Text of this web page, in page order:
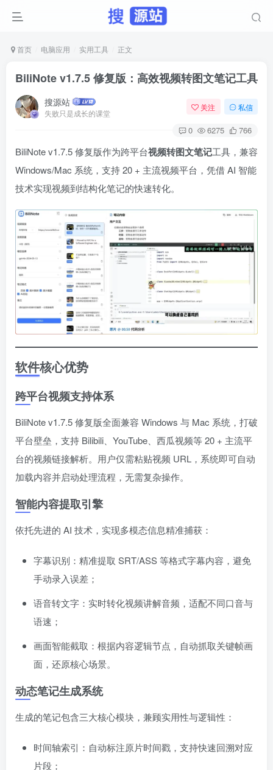
首页 电脑应用 实用工具 正文
BiliNote v1.7.5 修复版：高效视频转图文笔记工具
搜源站
失败只是成长的课堂
关注 私信
0 6275 766
BiliNote v1.7.5 修复版作为跨平台视频转图文笔记工具，兼容
Windows/Mac 系统，支持 20 + 主流视频平台，凭借 AI 智能
技术实现视频到结构化笔记的快速转化。
软件核心优势
跨平台视频支持体系
BiliNote v1.7.5 修复版全面兼容 Windows 与 Mac 系统，打破
平台壁垒，支持 Bilibili、YouTube、西瓜视频等 20 + 主流平
台的视频链接解析。用户仅需粘贴视频 URL，系统即可自动
加载内容并启动处理流程，无需复杂操作。
智能内容提取引擎
依托先进的 AI 技术，实现多模态信息精准捕获：
字幕识别：精准提取 SRT/ASS 等格式字幕内容，避免
手动录入误差；
语音转文字：实时转化视频讲解音频，适配不同口音与
语速；
画面智能截取：根据内容逻辑节点，自动抓取关键帧画
面，还原核心场景。
动态笔记生成系统
生成的笔记包含三大核心模块，兼顾实用性与逻辑性：
时间轴索引：自动标注原片时间戳，支持快速回溯对应
片段；